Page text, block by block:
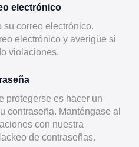
electrónico
su correo electrónico.
electrónico y averigüe si
violaciones.
protegerse es hacer un
contraseña. Manténgase al
con nuestra
de contraseñas.